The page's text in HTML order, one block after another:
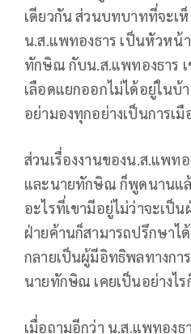
เดียวกัน ส่วนบทบาทที่จะเ
น.ส.แพทองธาร เป็นหัวหน้
ทักษิณ กับน.ส.แพทองธาร
เลือดแยกออกไม่ได้อยู่ในบ้
อย่ามองทุกอย่างเป็นการเมื
ส่วนเรื่องงานของน.ส.แพท
และนายทักษิณ ก็พูดนานแ
อะไรที่เขามีอยู่ไม่ว่าจะเป็
ฝ่ายค้านก็สามารถปรึกษาไ
กลายเป็นผู้มีอิทธิพลทางก
นายทักษิณ เคยเป็นอย่างไ
เมื่อถามอีกว่า น.ส.แพทองธ